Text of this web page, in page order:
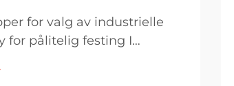
for valg av industrielle
for pålitelig festing I
er valg av